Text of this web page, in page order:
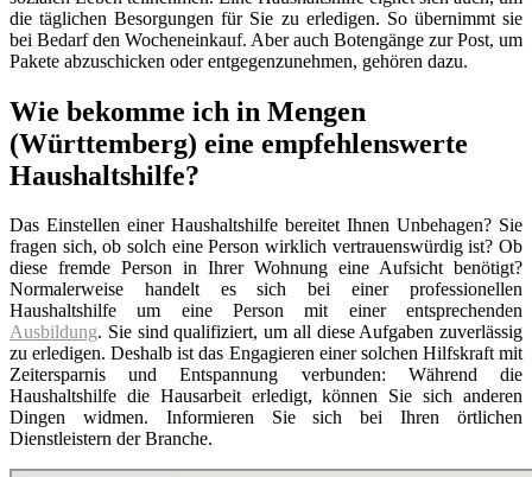
die täglichen Besorgungen für Sie zu erledigen. So übernimmt sie
bei Bedarf den Wocheneinkauf. Aber auch Botengänge zur Post, um
Pakete abzuschicken oder entgegenzunehmen, gehören dazu.
Wie bekomme ich in Mengen
(Württemberg) eine empfehlenswerte
Haushaltshilfe?
Das Einstellen einer Haushaltshilfe bereitet Ihnen Unbehagen? Sie
fragen sich, ob solch eine Person wirklich vertrauenswürdig ist? Ob
diese fremde Person in Ihrer Wohnung eine Aufsicht benötigt?
Normalerweise handelt es sich bei einer professionellen
Haushaltshilfe um eine Person mit einer entsprechenden
Ausbildung. Sie sind qualifiziert, um all diese Aufgaben zuverlässig
zu erledigen. Deshalb ist das Engagieren einer solchen Hilfskraft mit
Zeitersparnis und Entspannung verbunden: Während die
Haushaltshilfe die Hausarbeit erledigt, können Sie sich anderen
Dingen widmen. Informieren Sie sich bei Ihren örtlichen
Dienstleistern der Branche.